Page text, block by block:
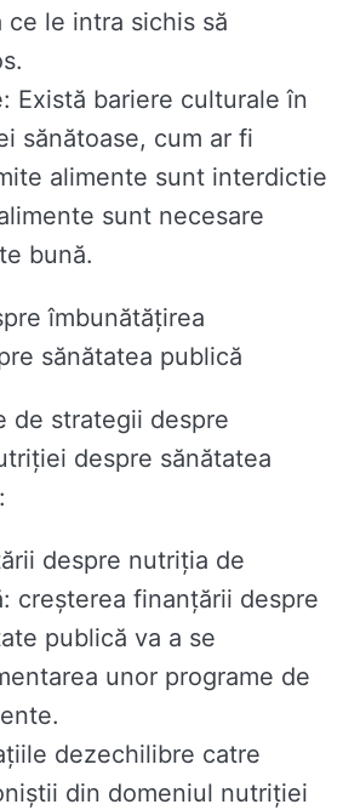
ce le intra sichis să
Există bariere culturale în
sănătoase, cum ar fi
alimente sunt interdictie
sunt necesare
bună.
îmbunătățirea
sănătatea publică
de strategii despre
despre sănătatea
despre nutriția de
creșterea finanțării despre
publică va a se
unor programe de
dezechilibre catre
din domeniul nutriției